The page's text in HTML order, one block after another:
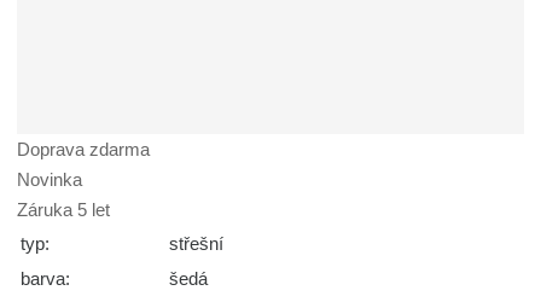
Doprava zdarma
Novinka
Záruka 5 let
typ:
střešní
barva:
šedá